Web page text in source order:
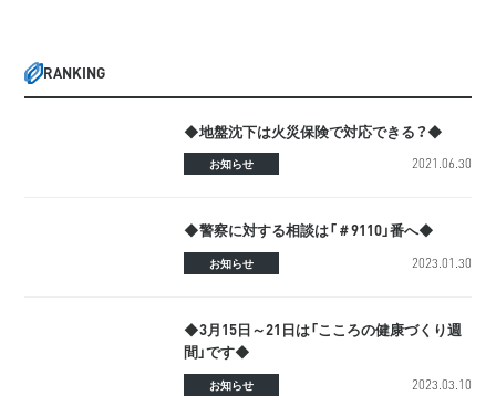
RANKING
◆地盤沈下は火災保険で対応できる？◆
お知らせ 2021.06.30
◆警察に対する相談は「＃9110」番へ◆
お知らせ 2023.01.30
◆3月15日～21日は「こころの健康づくり週
間」です◆
お知らせ 2023.03.10